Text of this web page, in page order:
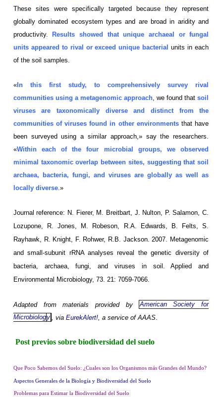
These sites were specifically targeted because they represent
globally dominated ecosystem types and are broad in aridity and
productivity.Results showed that unique archaeal or fungal
units appeared to rival or exceed unique bacterialunits in each
of the soil samples.
«In this first study, to comprehensively survey rival
communities using a metagenomic approach , we found thatsoil
viruses are taxonomically diverse and distinct from the
communities of viruses found in other environmentsthat have
been surveyed using a similar approach,» say the researchers.
«Within each of the four microbial groups, we observed
minimal taxonomic overlap between sites, suggesting that soil
archaea, bacteria, fungi, and viruses are globally as well as
locally diverse.»
Journal reference: N. Fierer, M. Breitbart, J. Nulton, P. Salamon, C.
Lozupone, R. Jones, M. Robeson, R.A. Edwards, B. Felts, S.
Rayhawk, R. Knight, F. Rohwer, R.B. Jackson. 2007. Metagenomic
and small-subunit rRNA analyses reveal the genetic diversity of
bacteria, archaea, fungi, and viruses in soil. Applied and
Environmental Microbiology, 73. 21: 7059-7066.
Adapted from materials provided by American Society for
Microbiology , via EurekAlert!, a service of AAAS.
Post previos sobre biodiversidad del suelo
Que Poco Sabemos del Suelo: ¿Cuales son los Organismos más Grandes del Mundo?
Aspectos Generales de la Biología y Biodiversidad del Suelo
Problemas para Estimar la Biodiversidad del Suelo